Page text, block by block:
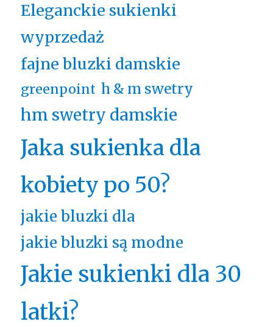
Eleganckie sukienki
wyprzedaż
fajne bluzki damskie
greenpoint h & m swetry
hm swetry damskie
Jaka sukienka dla
kobiety po 50?
jakie bluzki dla
jakie bluzki są modne
Jakie sukienki dla 30
latki?